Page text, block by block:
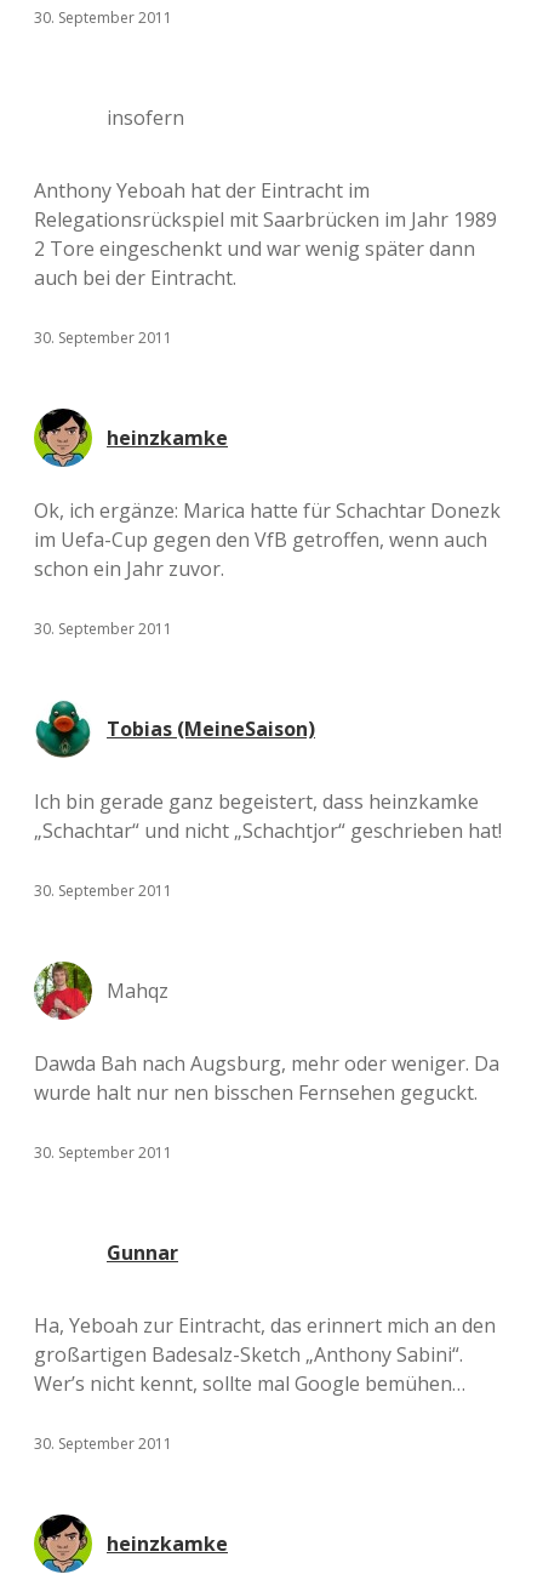
30. September 2011
insofern
Anthony Yeboah hat der Eintracht im
Relegationsrückspiel mit Saarbrücken im Jahr 1989
2 Tore eingeschenkt und war wenig später dann
auch bei der Eintracht.
30. September 2011
heinzkamke
Ok, ich ergänze: Marica hatte für Schachtar Donezk
im Uefa-Cup gegen den VfB getroffen, wenn auch
schon ein Jahr zuvor.
30. September 2011
Tobias (MeineSaison)
Ich bin gerade ganz begeistert, dass heinzkamke
„Schachtar“ und nicht „Schachtjor“ geschrieben hat!
30. September 2011
Mahqz
Dawda Bah nach Augsburg, mehr oder weniger. Da
wurde halt nur nen bisschen Fernsehen geguckt.
30. September 2011
Gunnar
Ha, Yeboah zur Eintracht, das erinnert mich an den
großartigen Badesalz-Sketch „Anthony Sabini“.
Wer’s nicht kennt, sollte mal Google bemühen…
30. September 2011
heinzkamke